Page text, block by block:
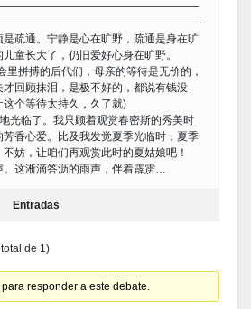
疏通。宁静是心在旷野，疏通是身在旷
童长大了，仍旧爱好心身在旷野。
里拼搏的后代们，母亲的等待是无价的，
回顾抹泪，是极不好的，都说有钱没
个等待太持久，久了就)
临了。我只顾着观赏春密斯的秀美时
香心爱。比及我发觉夏季光临时，夏季
妨，让咱们再观赏此时的夏姑娘吧！
。这淅滴答沥的雨声，伴着霹雳…
Entradas
de 1)
responder a este debate.